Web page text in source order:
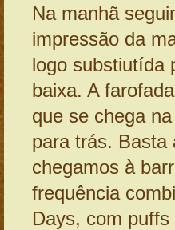
Na manhã
impressão da
logo substiutída
baixa. A
que se chega
para trás. Basta
chegamos à
frequência
Days, com